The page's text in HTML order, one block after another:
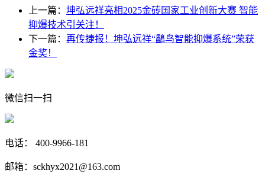
上一篇： 坤弘远祥亮相2025金砖国家工业创新大赛 智能
抑爆技术引关注！
下一篇： 再传捷报！坤弘远祥“鸓鸟智能抑爆系统”荣获
金奖！
微信扫一扫
电话： 400-9966-181
邮箱：sckhyx2021@163.com